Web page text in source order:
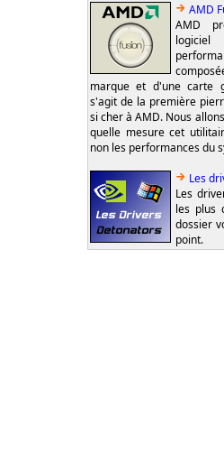
AMD
AMD
marque et d'une carte
s'agit de la première
si cher à AMD. Nous
quelle mesure cet
non les performances du
Les
Les
les plus
dossier
point.